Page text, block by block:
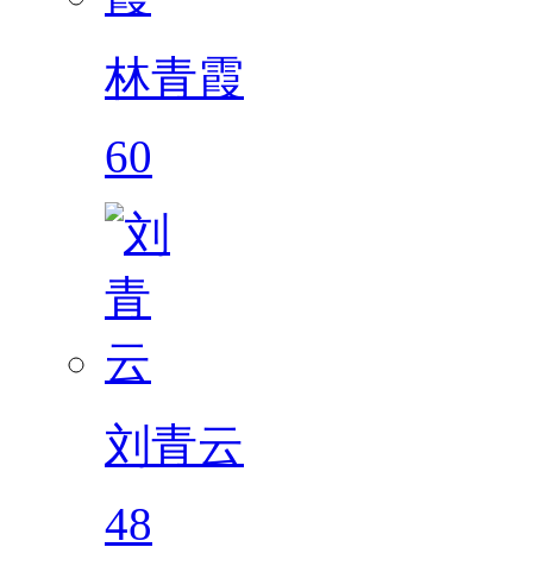
林青霞
60
刘青云
48